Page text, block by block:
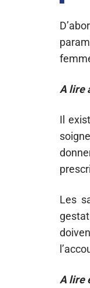
A lire
Il
Les
A lire